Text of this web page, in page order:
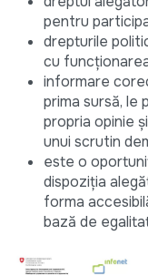
pentru
drepturile
cu
informare
prima sursă,
propria opinie
unui scrutin
este o
dispoziţia
forma
bază de